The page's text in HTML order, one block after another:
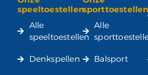
speeltoestellen
Alle
speeltoestellen
Denkspellen
sporttoestellen
Alle
Balsport